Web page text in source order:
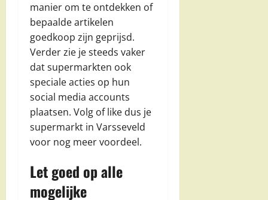
manier om te ontdekken of
bepaalde artikelen
goedkoop zijn geprijsd.
Verder zie je steeds vaker
dat supermarkten ook
speciale acties op hun
social media accounts
plaatsen. Volg of like dus je
supermarkt in Varsseveld
voor nog meer voordeel.
Let goed op alle
mogelijke